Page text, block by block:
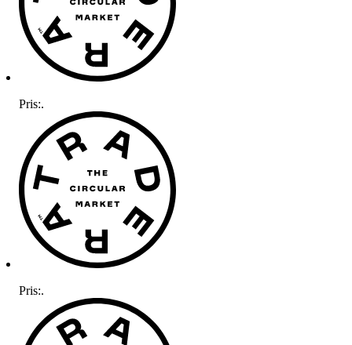
Pris:.
Pris:.